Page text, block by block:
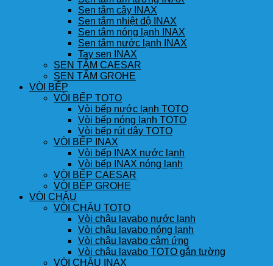
Sen tắm cây INAX
Sen tắm nhiệt độ INAX
Sen tắm nóng lạnh INAX
Sen tắm nước lạnh INAX
Tay sen INAX
SEN TẮM CAESAR
SEN TẮM GROHE
VÒI BẾP
VÒI BẾP TOTO
Vòi bếp nước lạnh TOTO
Vòi bếp nóng lạnh TOTO
Vòi bếp rút dây TOTO
VÒI BẾP INAX
Vòi bếp INAX nước lạnh
Vòi bếp INAX nóng lạnh
VÒI BẾP CAESAR
VÒI BẾP GROHE
VÒI CHẬU
VÒI CHẬU TOTO
Vòi chậu lavabo nước lạnh
Vòi chậu lavabo nóng lạnh
Vòi chậu lavabo cảm ứng
Vòi chậu lavabo TOTO gắn tường
VÒI CHẬU INAX